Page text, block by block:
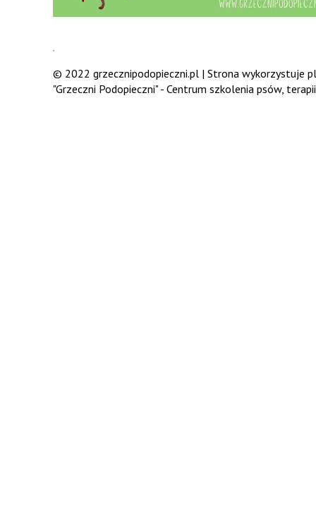
.
© 2022 grzecznipodopieczni.pl | Strona wykorzystuje
"Grzeczni Podopieczni" - Centrum szkolenia psów,